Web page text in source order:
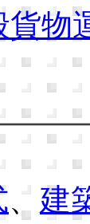
貨物
、 建